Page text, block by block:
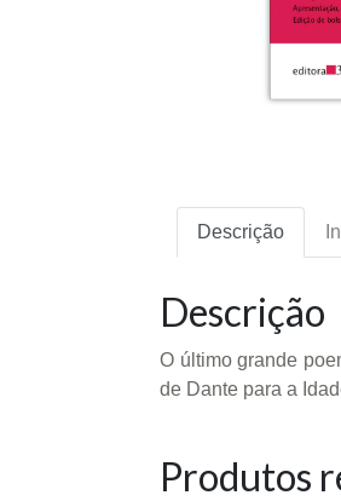
Descrição
Descrição
O último grande
de Dante para a
Produtos